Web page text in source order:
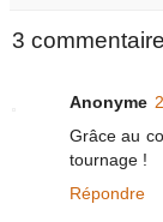
3
Anonyme
Grâce au
tournage !
Répondre